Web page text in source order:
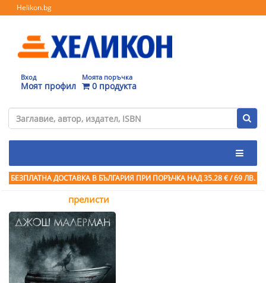
Helikon.bg
Вход
Моят профил
Моята поръчка
0 продукта
БЕЗПЛАТНА ДОСТАВКА В БЪЛГАРИЯ ПРИ ПОРЪЧКА НАД 35.28 € / 69 ЛВ.
прелисти